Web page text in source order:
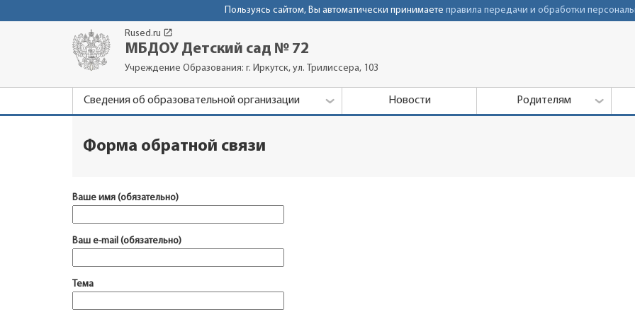
Пользуясь сайтом, Вы автоматически принимаете правила передачи и обработки
Rused.ru launch
МБДОУ Детский сад № 72
Учреждение Образования: г. Иркутск, ул. Трилиссера, 103
Сведения об образовательной организации Новости Родителям
Форма обратной связи
Ваше имя (обязательно)
Ваш e-mail (обязательно)
Тема